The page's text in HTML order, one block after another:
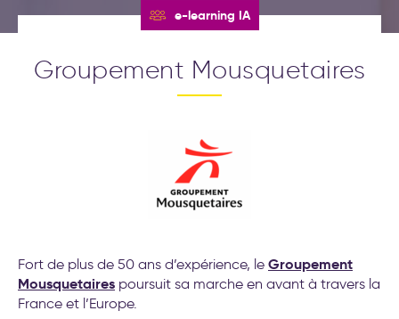
: votre méthode de pilotage
est-elle vraiment efficace ?
Séminaire d′engagement
Formations leadership et
Conseil et accompagnement
aux nouveaux modes de
travail
Cockpit IA® : la méthode pour
déployer l'IA au service de
votre stratégie d’entreprise
e-learning IA
Groupement Mousquetaires
Fort de plus de 50 ans d’expérience, le Groupement
Mousquetaires poursuit sa marche en avant à travers la
France et l’Europe.